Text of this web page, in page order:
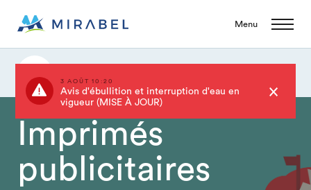
Menu
3 AOÛT 10:20
Avis d'ébullition et interruption d'eau en
vigueur (MISE À JOUR)
Imprimés
publicitaires